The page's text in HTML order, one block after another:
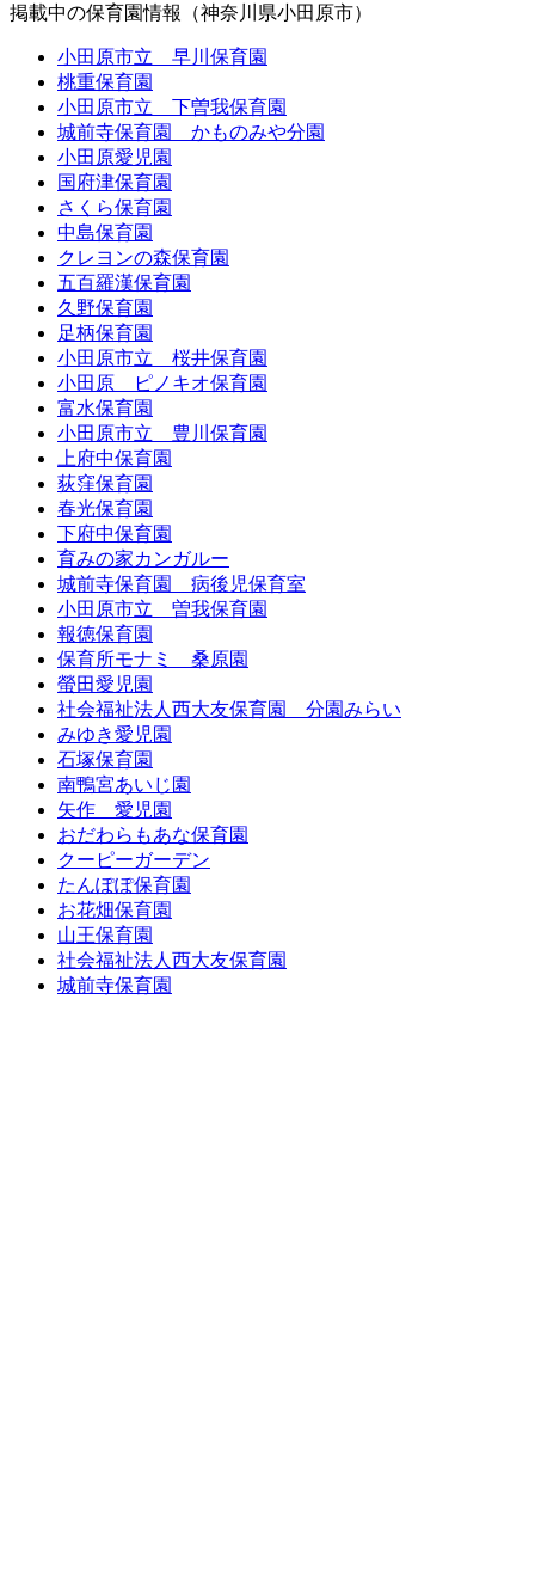
掲載中の保育園情報（神奈川県小田原市）
小田原市立 早川保育園
桃重保育園
小田原市立 下曽我保育園
城前寺保育園 かものみや分園
小田原愛児園
国府津保育園
さくら保育園
中島保育園
クレヨンの森保育園
五百羅漢保育園
久野保育園
足柄保育園
小田原市立 桜井保育園
小田原 ピノキオ保育園
富水保育園
小田原市立 豊川保育園
上府中保育園
荻窪保育園
春光保育園
下府中保育園
育みの家カンガルー
城前寺保育園 病後児保育室
小田原市立 曽我保育園
報徳保育園
保育所モナミ 桑原園
螢田愛児園
社会福祉法人西大友保育園 分園みらい
みゆき愛児園
石塚保育園
南鴨宮あいじ園
矢作 愛児園
おだわらもあな保育園
クーピーガーデン
たんぽぽ保育園
お花畑保育園
山王保育園
社会福祉法人西大友保育園
城前寺保育園